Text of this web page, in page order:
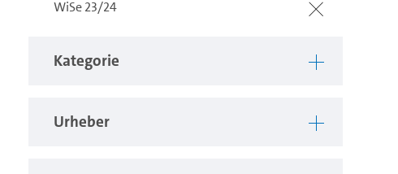
WiSe 23/24
Kategorie
Urheber